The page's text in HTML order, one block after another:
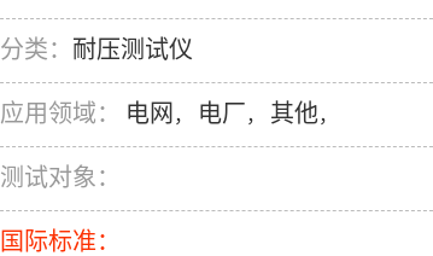
分类： 耐压测试仪
应用领域： 电网 ， 电厂， 其他，
测试对象：
国际标准：